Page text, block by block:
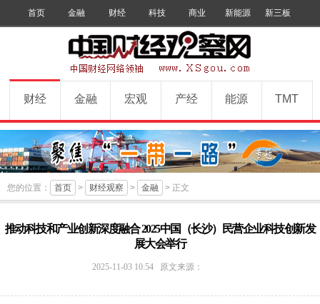
首页 金融 财经 科技 商业 新能源 新三板
财经 金融 宏观 产经 能源 TMT
您的位置： 首页 > 财经观察 > 金融 > 正文
推动科技和产业创新深度融合 2025中国（长沙）民营企业科技创新发
展大会举行
2025-11-03 10:54
财
原文来源：